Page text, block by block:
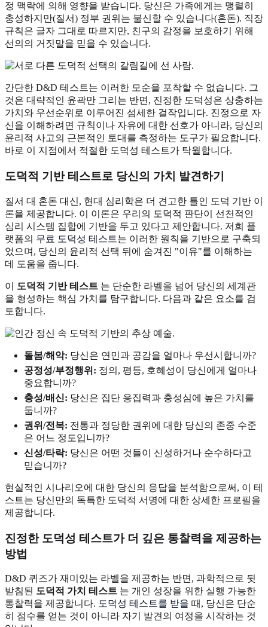
정 맥락에 의해 영향을 받습니다. 당신은 가족에게는 맹렬히
충성하지만(질서) 정부 권위는 불신할 수 있습니다(혼돈). 직장
규칙은 글자 그대로 따르지만, 친구의 감정을 보호하기 위해
선의의 거짓말을 믿을 수 있습니다.
간단한 D&D 테스트는 이러한 모순을 포착할 수 없습니다. 그
것은 대략적인 윤곽만 그리는 반면, 진정한 도덕성은 상충하는
가치와 우선순위로 이루어진 섬세한 걸작입니다. 진정으로 자
신을 이해하려면 규칙이나 자유에 대한 선호가 아니라, 당신의
윤리적 사고의 근본적인 토대를 측정하는 도구가 필요합니다.
바로 이 지점에서 적절한 도덕성 테스트가 탁월합니다.
도덕적 기반 테스트로 당신의 가치 발견하기
질서 대 혼돈 대신, 현대 심리학은 더 견고한 틀인 도덕 기반 이
론을 제공합니다. 이 이론은 우리의 도덕적 판단이 선천적인
심리 시스템 집합에 기반을 두고 있다고 제안합니다. 저희 플
랫폼의 무료 도덕성 테스트는 이러한 원칙을 기반으로 구축되
었으며, 당신의 윤리적 선택 뒤에 숨겨진 "이유"를 이해하는
데 도움을 줍니다.
이 도덕적 기반 테스트 는 단순한 라벨을 넘어 당신의 세계관
을 형성하는 핵심 가치를 탐구합니다. 다음과 같은 요소를 검
토합니다.
돌봄/해악: 당신은 연민과 공감을 얼마나 우선시합니까?
공정성/부정행위: 정의, 평등, 호혜성이 당신에게 얼마나
중요합니까?
충성/배신: 당신은 집단 응집력과 충성심에 높은 가치를
둡니까?
권위/전복: 전통과 정당한 권위에 대한 당신의 존중 수준
은 어느 정도입니까?
신성/타락: 당신은 어떤 것들이 신성하거나 순수하다고
믿습니까?
현실적인 시나리오에 대한 당신의 응답을 분석함으로써, 이 테
스트는 당신만의 독특한 도덕적 서명에 대한 상세한 프로필을
제공합니다.
진정한 도덕성 테스트가 더 깊은 통찰력을 제공하는
방법
D&D 퀴즈가 재미있는 라벨을 제공하는 반면, 과학적으로 뒷
받침된 도덕적 가치 테스트 는 개인 성장을 위한 실행 가능한
통찰력을 제공합니다. 도덕성 테스트를 받을 때, 당신은 단순
히 점수를 얻는 것이 아니라 자기 발견의 여정을 시작하는 것